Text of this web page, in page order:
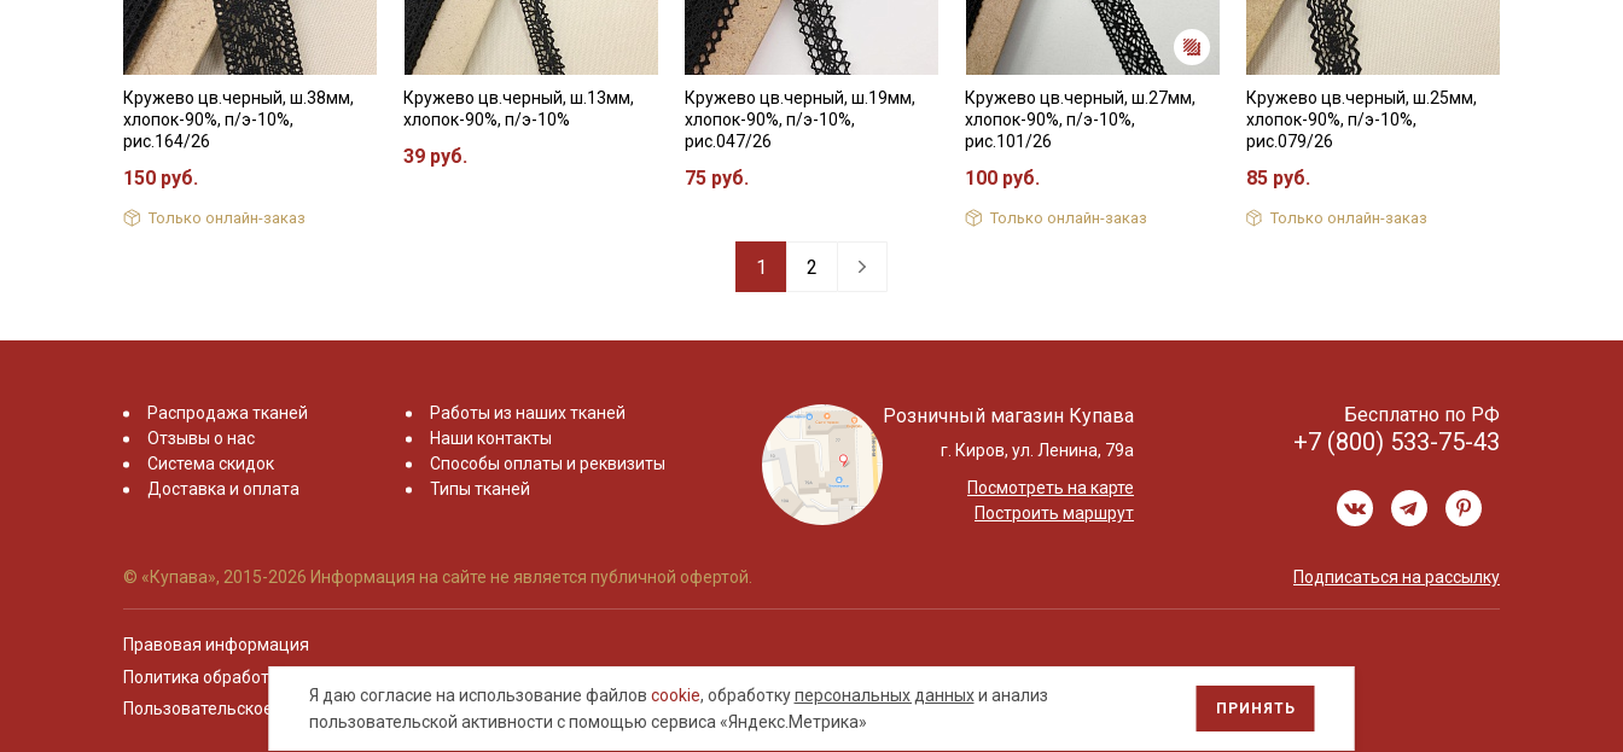
Кружево цв.черный, ш.38мм,
хлопок-90%, п/э-10%,
рис.164/26
150 руб.
Только онлайн-заказ
Кружево цв.черный, ш.13мм,
хлопок-90%, п/э-10%
39 руб.
Кружево цв.черный, ш.19мм,
хлопок-90%, п/э-10%,
рис.047/26
75 руб.
Кружево цв.черный, ш.27мм,
хлопок-90%, п/э-10%,
рис.101/26
100 руб.
Только онлайн-заказ
Кружево цв.черный, ш.25мм,
хлопок-90%, п/э-10%,
рис.079/26
85 руб.
Только онлайн-заказ
1 2
Я даю согласие на использование файлов cookie, обработкуперсональных данныхи анализ
пользовательской активности с помощью сервиса «Яндекс.Метрика»
ПРИНЯТЬ
Распродажа тканей
Отзывы о нас
Система скидок
Доставка и оплата
Работы из наших тканей
Наши контакты
Способы оплаты и реквизиты
Типы тканей
Розничный магазин Купава
г. Киров, ул. Ленина, 79а
Посмотреть на карте
Построить маршрут
Бесплатно по РФ
+7 (800) 533-75-43
© «Купава», 2015-2026 Информация на сайте не является публичной офертой. Подписаться на рассылку
Правовая информация
Политика обработки персональных данных
Пользовательское соглашение